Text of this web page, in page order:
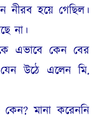
হয়ে গেছিল।
না।
এভাবে কেন বের
উঠে এলেন মি.
মানা করেননি